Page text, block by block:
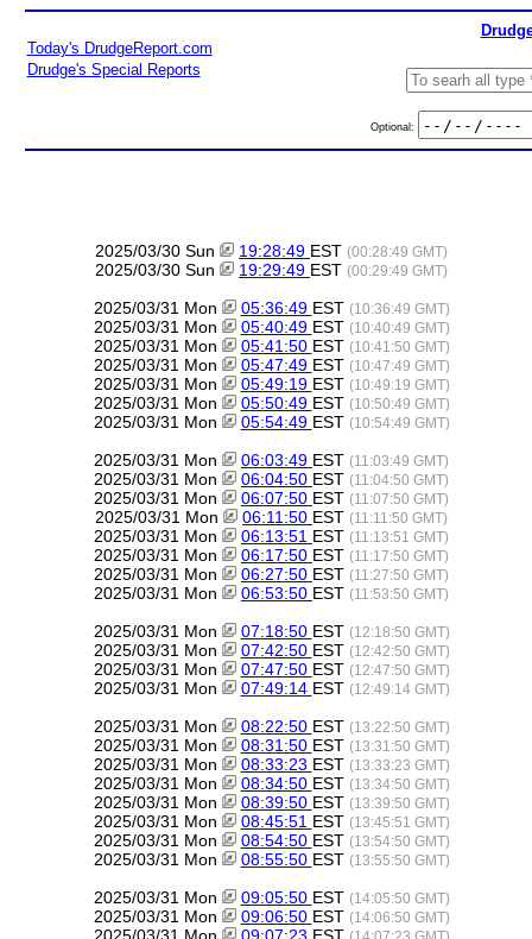
Today's DrudgeReport.com
Drudge's Special Reports
Optional:
2025/03/30 Sun 19:28:49 EST (00:28:49 GMT)
2025/03/30 Sun 19:29:49 EST (00:29:49 GMT)
2025/03/31 Mon 05:36:49 EST (10:36:49 GMT)
2025/03/31 Mon 05:40:49 EST (10:40:49 GMT)
2025/03/31 Mon 05:41:50 EST (10:41:50 GMT)
2025/03/31 Mon 05:47:49 EST (10:47:49 GMT)
2025/03/31 Mon 05:49:19 EST (10:49:19 GMT)
2025/03/31 Mon 05:50:49 EST (10:50:49 GMT)
2025/03/31 Mon 05:54:49 EST (10:54:49 GMT)
2025/03/31 Mon 06:03:49 EST (11:03:49 GMT)
2025/03/31 Mon 06:04:50 EST (11:04:50 GMT)
2025/03/31 Mon 06:07:50 EST (11:07:50 GMT)
2025/03/31 Mon 06:11:50 EST (11:11:50 GMT)
2025/03/31 Mon 06:13:51 EST (11:13:51 GMT)
2025/03/31 Mon 06:17:50 EST (11:17:50 GMT)
2025/03/31 Mon 06:27:50 EST (11:27:50 GMT)
2025/03/31 Mon 06:53:50 EST (11:53:50 GMT)
2025/03/31 Mon 07:18:50 EST (12:18:50 GMT)
2025/03/31 Mon 07:42:50 EST (12:42:50 GMT)
2025/03/31 Mon 07:47:50 EST (12:47:50 GMT)
2025/03/31 Mon 07:49:14 EST (12:49:14 GMT)
2025/03/31 Mon 08:22:50 EST (13:22:50 GMT)
2025/03/31 Mon 08:31:50 EST (13:31:50 GMT)
2025/03/31 Mon 08:33:23 EST (13:33:23 GMT)
2025/03/31 Mon 08:34:50 EST (13:34:50 GMT)
2025/03/31 Mon 08:39:50 EST (13:39:50 GMT)
2025/03/31 Mon 08:45:51 EST (13:45:51 GMT)
2025/03/31 Mon 08:54:50 EST (13:54:50 GMT)
2025/03/31 Mon 08:55:50 EST (13:55:50 GMT)
2025/03/31 Mon 09:05:50 EST (14:05:50 GMT)
2025/03/31 Mon 09:06:50 EST (14:06:50 GMT)